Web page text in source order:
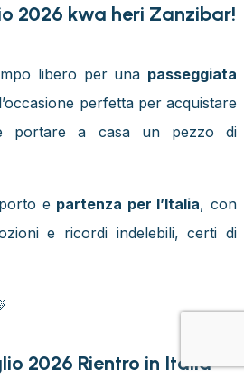
2026 kwa heri Zanzibar!
libero per una passeggiata
perfetta per acquistare
portare a casa un pezzo di
e partenza per l’Italia, con
e ricordi indelebili, certi di
2026 Rientro in Italia